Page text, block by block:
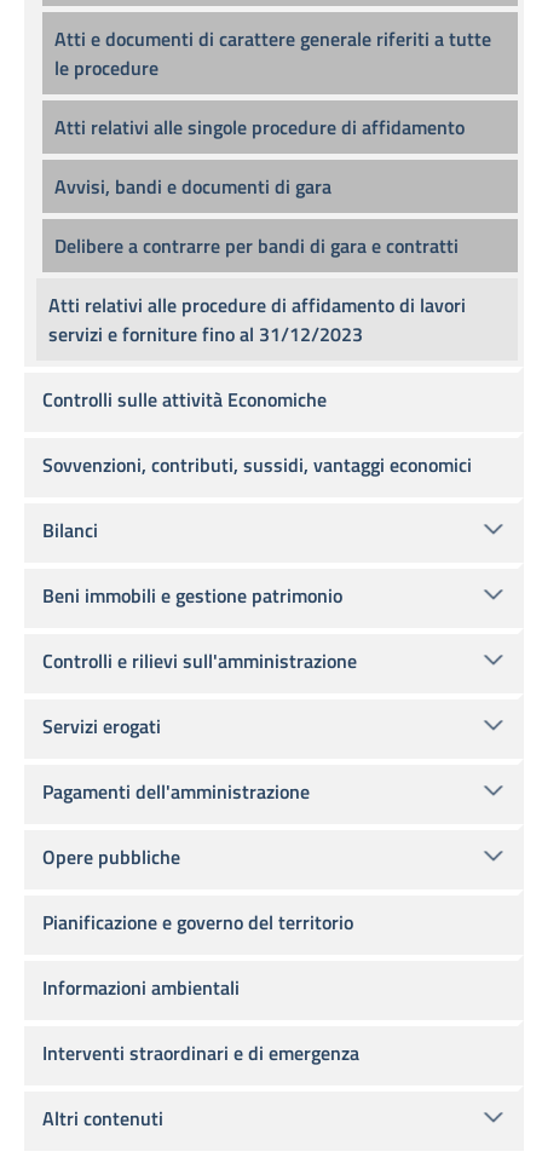
Atti e documenti di carattere generale riferiti a tutte
le procedure
Atti relativi alle singole procedure di affidamento
Avvisi, bandi e documenti di gara
Delibere a contrarre per bandi di gara e contratti
Atti relativi alle procedure di affidamento di lavori
servizi e forniture fino al 31/12/2023
Controlli sulle attività Economiche
Sovvenzioni, contributi, sussidi, vantaggi economici
Bilanci
Beni immobili e gestione patrimonio
Controlli e rilievi sull'amministrazione
Servizi erogati
Pagamenti dell'amministrazione
Opere pubbliche
Pianificazione e governo del territorio
Informazioni ambientali
Interventi straordinari e di emergenza
Altri contenuti